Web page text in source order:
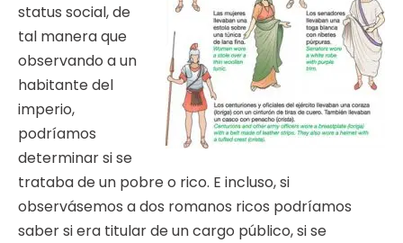
status social, de
tal manera que
observando a un
habitante del
imperio,
podríamos
determinar si se
trataba de un pobre o rico. E incluso, si
observásemos a dos romanos ricos podríamos
saber si era titular de un cargo público, si se